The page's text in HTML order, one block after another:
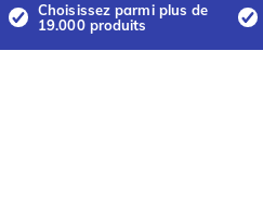
Choisissez parmi plus de
19.000 produits